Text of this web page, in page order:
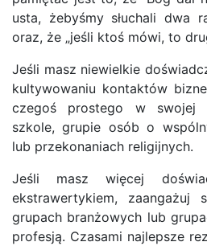
usta, żebyśmy słuchali dwa
oraz, że „jeśli ktoś mówi, to
Jeśli masz niewielkie
kultywowaniu kontaktów
czegoś prostego w swojej
szkole, grupie osób o
lub przekonaniach religijnych.
Jeśli masz więcej
ekstrawertykiem,
grupach branżowych lub
profesją. Czasami najlepsze